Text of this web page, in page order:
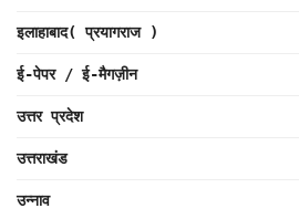
इलाहाबाद( प्रयागराज )
ई-पेपर / ई-मैगज़ीन
उत्तर प्रदेश
उत्तराखंड
उन्नाव